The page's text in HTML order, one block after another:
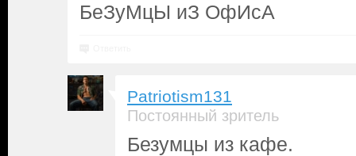
БеЗуМцЫ иЗ ОфИсА
Patriotism131
Постоянный зритель
Безумцы из кафе.